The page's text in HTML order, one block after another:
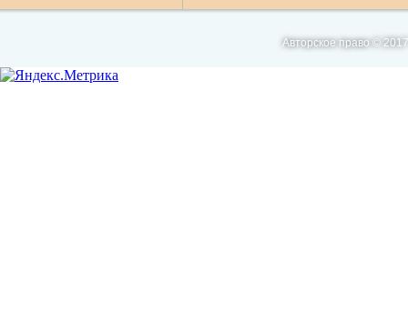
Авторское право ©